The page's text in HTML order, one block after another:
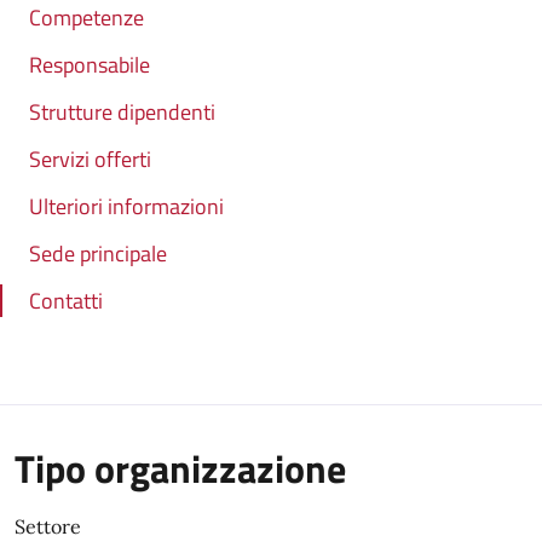
Competenze
Responsabile
Strutture dipendenti
Servizi offerti
Ulteriori informazioni
Sede principale
Contatti
Tipo organizzazione
Settore